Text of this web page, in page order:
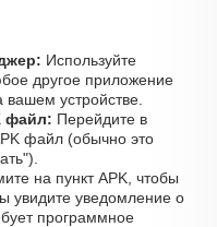
Используйте
другое приложение
устройстве.
файл: Перейдите в
файл (обычно это
на пункт APK, чтобы
увидите уведомление о
программное